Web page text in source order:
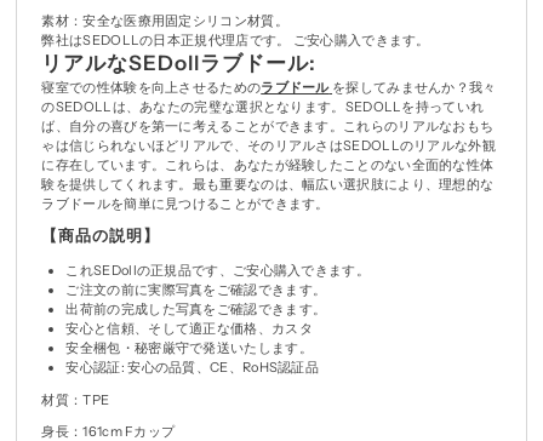
素材：安全な医療用固定シリコン材質。
弊社はSEDOLLの日本正規代理店です。 ご安心購入できます。
リアルなSEDollラブドール:
寝室での性体験を向上させるためのラブドール を探してみませんか？我々
のSEDOLLは、あなたの完璧な選択となります。SEDOLLを持っていれ
ば、自分の喜びを第一に考えることができます。これらのリアルなおもち
ゃは信じられないほどリアルで、そのリアルさはSEDOLLのリアルな外観
に存在しています。これらは、あなたが経験したことのない全面的な性体
験を提供してくれます。最も重要なのは、幅広い選択肢により、理想的な
ラブドールを簡単に見つけることができます。
【商品の説明】
これSEDollの正規品です、ご安心購入できます。
ご注文の前に実際写真をご確認できます。
出荷前の完成した写真をご確認できます。
安心と信頼、そして適正な価格、カスタ
安全梱包・秘密厳守で発送いたします。
安心認証: 安心の品質、CE、RoHS認証品
材質：TPE
身長：161cm Fカップ